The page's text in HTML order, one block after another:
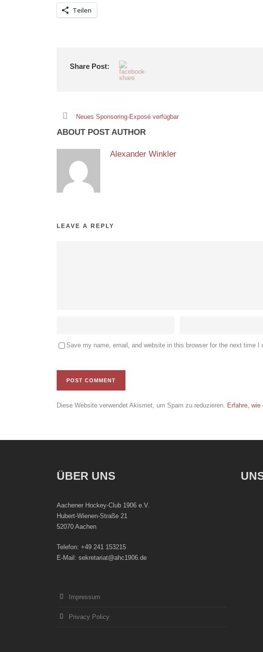
Teilen
Share Post:
Neues Sponsoring-Exposé verfügbar
ABOUT POST AUTHOR
Alexander Winkler
LEAVE A REPLY
Save my name, email, and website in this browser for the next time I
Diese Website verwendet Akismet, um Spam zu reduzieren. Erfahre, wie
ÜBER UNS
Aachener Hockey-Club 1906 e.V.
Hubert-Wienen-Straße 21
52070 Aachen
Telefon: +49 241 153215
E-Mail: sekretariat@ahc1906.de
Impressum
Privacy Policy